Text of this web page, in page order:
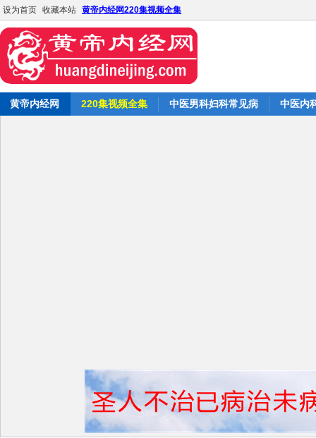
设为首页 收藏本站 黄帝内经网220集视频全集
黄帝内经网 220集视频全集 中医男科妇科常见病 中医内